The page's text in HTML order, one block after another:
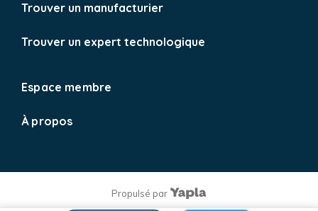
Trouver un manufacturier
Trouver un expert technologique
Espace membre
À propos
Propulsé par